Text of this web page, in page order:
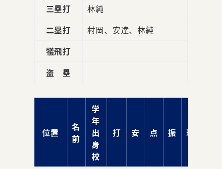
三塁打
林純
二塁打
村岡、安達、林純
犠飛打
盗 塁
位置
名
前
学
年
出
身
校
打 安 点 振 球